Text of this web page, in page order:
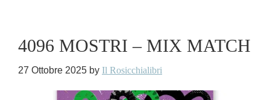
4096 MOSTRI – MIX MATCH
27 Ottobre 2025 by Il Rosicchialibri